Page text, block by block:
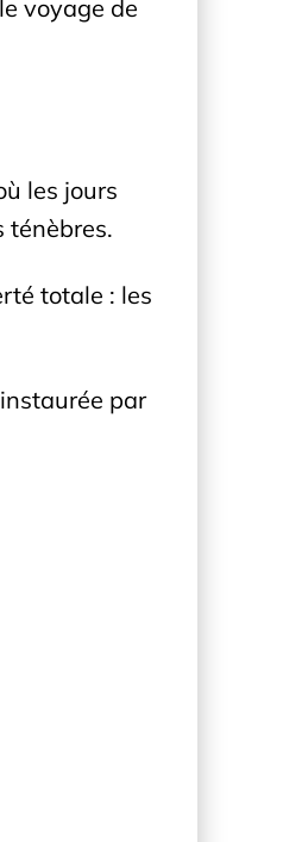
voyage de
les jours
ténèbres.
totale : les
par